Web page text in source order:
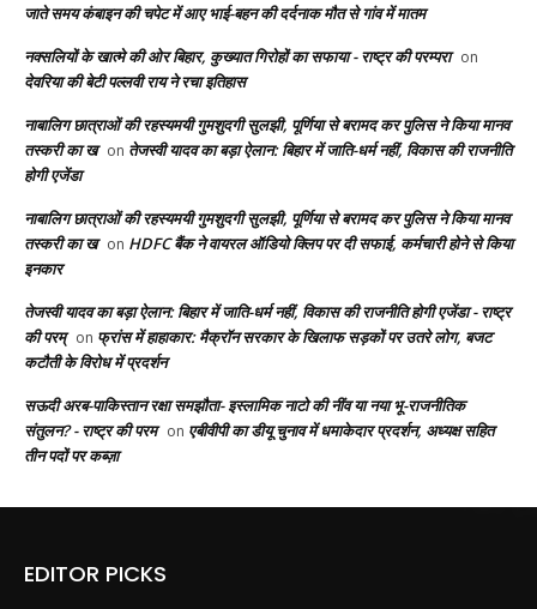
जाते समय कंबाइन की चपेट में आए भाई-बहन की दर्दनाक मौत से गांव में मातम
नक्सलियों के खात्मे की ओर बिहार, कुख्यात गिरोहों का सफाया - राष्ट्र की परम्परा on
देवरिया की बेटी पल्लवी राय ने रचा इतिहास
नाबालिग छात्राओं की रहस्यमयी गुमशुदगी सुलझी, पूर्णिया से बरामद कर पुलिस ने किया मानव
तस्करी का ख on तेजस्वी यादव का बड़ा ऐलान: बिहार में जाति-धर्म नहीं, विकास की राजनीति
होगी एजेंडा
नाबालिग छात्राओं की रहस्यमयी गुमशुदगी सुलझी, पूर्णिया से बरामद कर पुलिस ने किया मानव
तस्करी का ख on HDFC बैंक ने वायरल ऑडियो क्लिप पर दी सफाई, कर्मचारी होने से किया
इनकार
तेजस्वी यादव का बड़ा ऐलान: बिहार में जाति-धर्म नहीं, विकास की राजनीति होगी एजेंडा - राष्ट्र
की परम् on फ्रांस में हाहाकार: मैक्रॉन सरकार के खिलाफ सड़कों पर उतरे लोग, बजट
कटौती के विरोध में प्रदर्शन
सऊदी अरब-पाकिस्तान रक्षा समझौता- इस्लामिक नाटो की नींव या नया भू-राजनीतिक
संतुलन? - राष्ट्र की परम on एबीवीपी का डीयू चुनाव में धमाकेदार प्रदर्शन, अध्यक्ष सहित
तीन पदों पर कब्ज़ा
EDITOR PICKS